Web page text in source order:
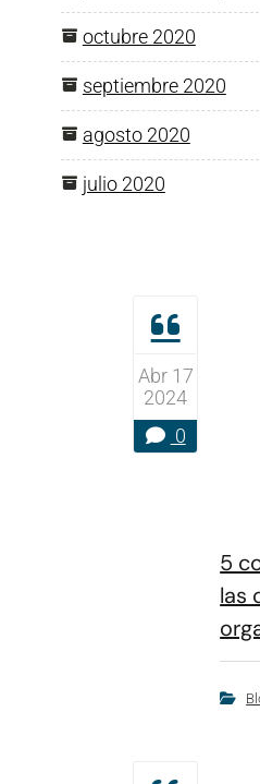
octubre 2020
septiembre 2020
agosto 2020
julio 2020
Abr 17
2024
0
5
las